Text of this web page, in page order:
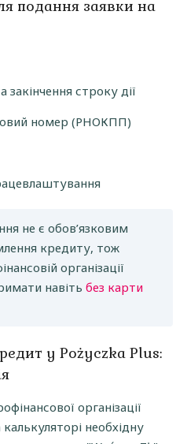
подання заявки на
строку дії
номер (РНОКПП)
не є обов’язковим
кредиту, тож
організації
навіть без карти
у Pożyczka Plus:
організації
необхідну